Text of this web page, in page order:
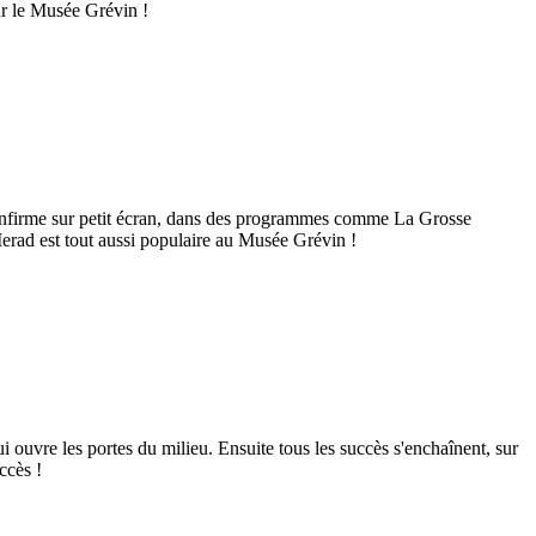
le Musée Grévin !
sur petit écran, dans des programmes comme La Grosse
est tout aussi populaire au Musée Grévin !
les portes du milieu. Ensuite tous les succès s'enchaînent, sur
!